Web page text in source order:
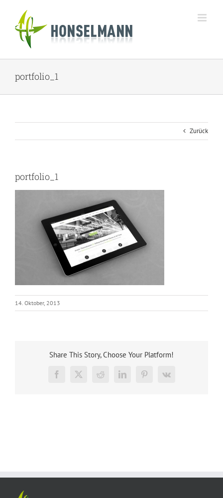
springen
portfolio_1
Zurück
portfolio_1
14. Oktober, 2013
Share This Story, Choose Your Platform!
Facebook
X RedditLinkedInPinterest
Vk